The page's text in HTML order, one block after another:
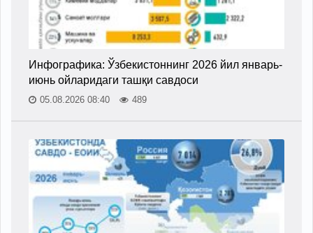
Инфографика: Ўзбекистоннинг 2026 йил январь-
июнь ойларидаги ташқи савдоси
05.08.2026 08:40 489